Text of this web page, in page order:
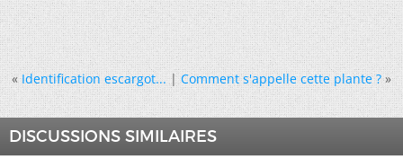
« Identification escargot...|Comment s'appelle cette plante ? »
DISCUSSIONS SIMILAIRES